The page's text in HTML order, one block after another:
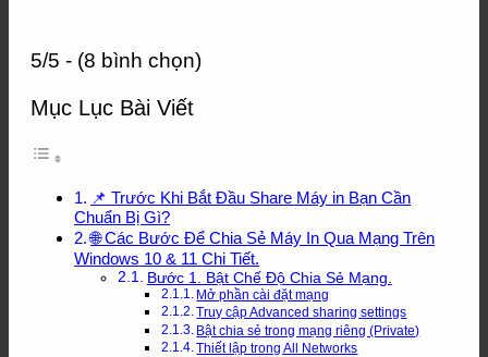
5/5 - (8 bình chọn)
Mục Lục Bài Viết
📌 Trước Khi Bắt Đầu Share Máy in Bạn Cần
Chuẩn Bị Gì?
🌐 Các Bước Để Chia Sẻ Máy In Qua Mạng Trên
Windows 10 & 11 Chi Tiết.
Bước 1. Bật Chế Độ Chia Sẻ Mạng.
Mở phần cài đặt mạng
Truy cập Advanced sharing settings
Bật chia sẻ trong mạng riêng (Private)
Thiết lập trong All Networks